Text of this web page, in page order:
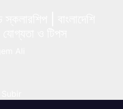
| বাংলাদেশি